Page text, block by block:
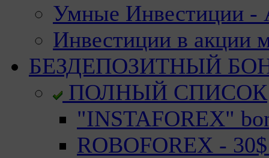
Умные Инвестиции -
Инвестиции в акции
БЕЗДЕПОЗИТНЫЙ
ПОЛНЫЙ СПИСОК
"INSTAFOREX"
ROBOFOREX -